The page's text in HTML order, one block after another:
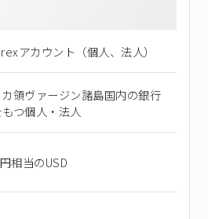
アカウント（個⼈、法⼈）
カ領ヴァージン諸島国内の銀行
つ個人・法人
相当のUSD